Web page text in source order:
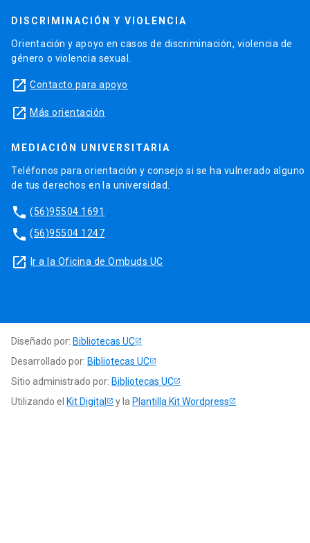
DISCRIMINACIÓN Y VIOLENCIA
Orientación y apoyo en casos de discriminación, violencia de
género o violencia sexual.
launch Contacto para apoyo
launch Más orientación
MEDIACIÓN UNIVERSITARIA
Teléfonos para orientación y consejo si se ha vulnerado alguno
de tus derechos en la universidad.
phone (56)95504 1691
phone (56)95504 1247
launch Ir a la Oficina de Ombuds UC
Diseñado por: Bibliotecas UC
Desarrollado por: Bibliotecas UC
Sitio administrado por: Bibliotecas UC
Utilizando el Kit Digital y la Plantilla Kit Wordpress